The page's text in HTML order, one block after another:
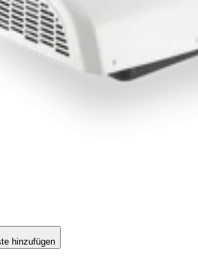
hinzufügen